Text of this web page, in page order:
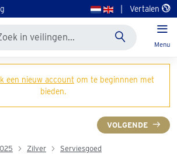
Vertalen
Menu
een nieuw account om te beginnnen met
bieden.
VOLGENDE
Zilver Serviesgoed